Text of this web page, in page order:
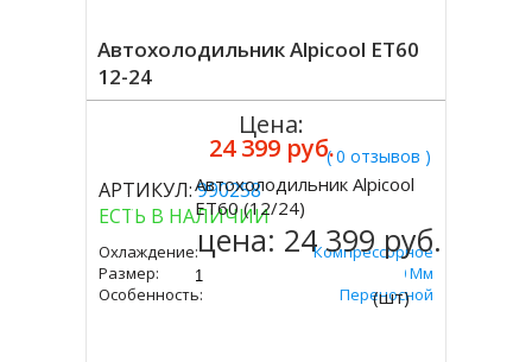
Автохолодильник Alpicool ЕT60
12-24
( 0 отзывов )
АРТИКУЛ:990258
ЕСТЬ В НАЛИЧИИ
Охлаждение:
Компрессорное
Размер:
545х723х360 Мм
Особенность:
Переносной
Цена:
24 399 руб.
Купить
Автохолодильник Alpicool
ЕT60 (12/24)
цена: 24 399 руб.
(шт)